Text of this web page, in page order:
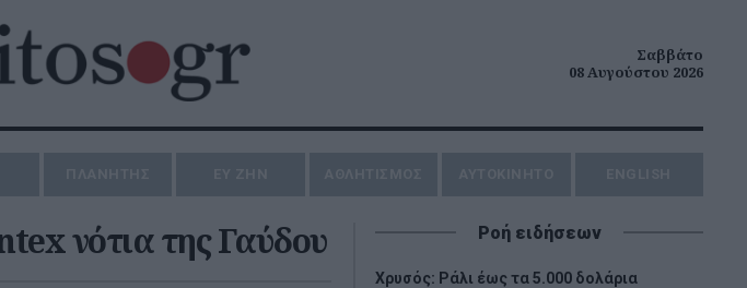
Σαββάτο
08 Αυγούστου 2026
νότια της Γαύδου Ροή ειδήσεων
Χρυσός: Ράλι έως τα 5.000 δολάρια